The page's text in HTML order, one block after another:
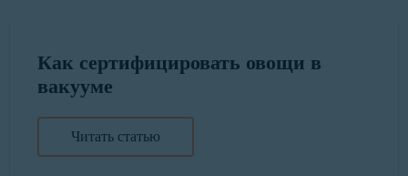
Как сертифицировать овощи в
вакууме
Читать статью